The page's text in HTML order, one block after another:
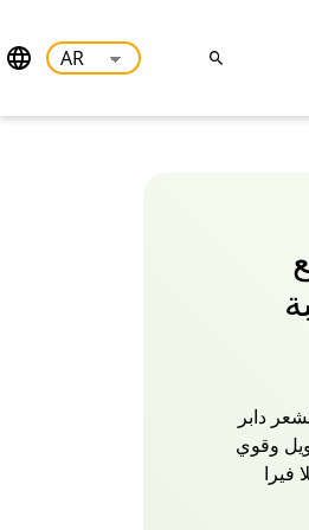
عاما. زيت الشعر دابر
بنسبة 97٪ لشعر طويل وقوي
فيرا